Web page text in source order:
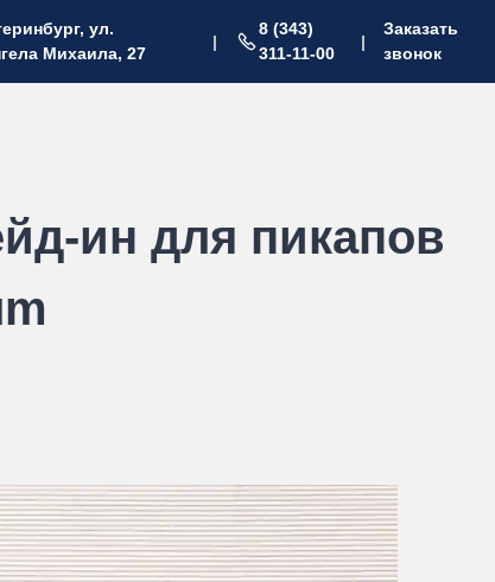
ул.
Михаила, 27
|
8 (343)
311-11-00
|
Заказать
звонок
ин для пикапов